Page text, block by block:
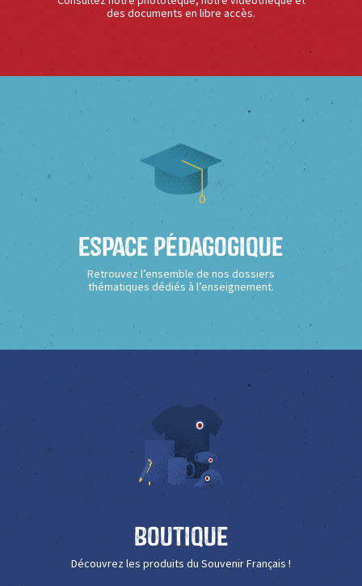
des documents en libre accès.
Espace Pédagogique
Retrouvez l’ensemble de nos dossiers
thématiques dédiés à l’enseignement.
Boutique
Découvrez les produits du Souvenir Français !